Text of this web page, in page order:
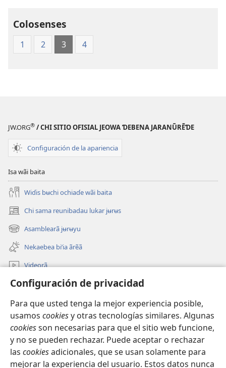
Configuración de privacidad
Para que usted tenga la mejor experiencia posible,
usamos cookiesy otras tecnologías similares. Algunas
cookiesson necesarias para que el sitio web funcione,
y no se pueden rechazar. Puede aceptar o rechazar
las cookiesadicionales, que se usan solamente para
mejorar la experiencia del usuario. Estos datos nunca
Colosenses
1 2 3 4
JW.ORG® / CHI SITIO OFISIAL JEOWA ƊEBENA JARANŨRẼƊE
Configuración de la apariencia
Isa wãi baita
Wiɗis bʉchi ochiaɗe wãi baita
Chi sama reunibadau lukar jʉrʉs
(abre
una
nueva
ventana)
Asamblearã jʉrʉyu
(abre
una
nueva
ventana)
Nekaebea biʼia ãrẽã
Videorã
Jurudai
Bichia deakʉ̃riaɓuu
(abre
nueva
ventana)
Watchtower KARTARÃ INTERNEƊE DUANUU
(abre
una
nueva JW Hub ®
(abre